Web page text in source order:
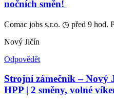
nočních směn! ‍
Comac jobs s.r.o. ◷ před 9 hod.
Nový Jičín
Odpovědět
Strojní zámečník – Nový
HPP | 2 směny, volné